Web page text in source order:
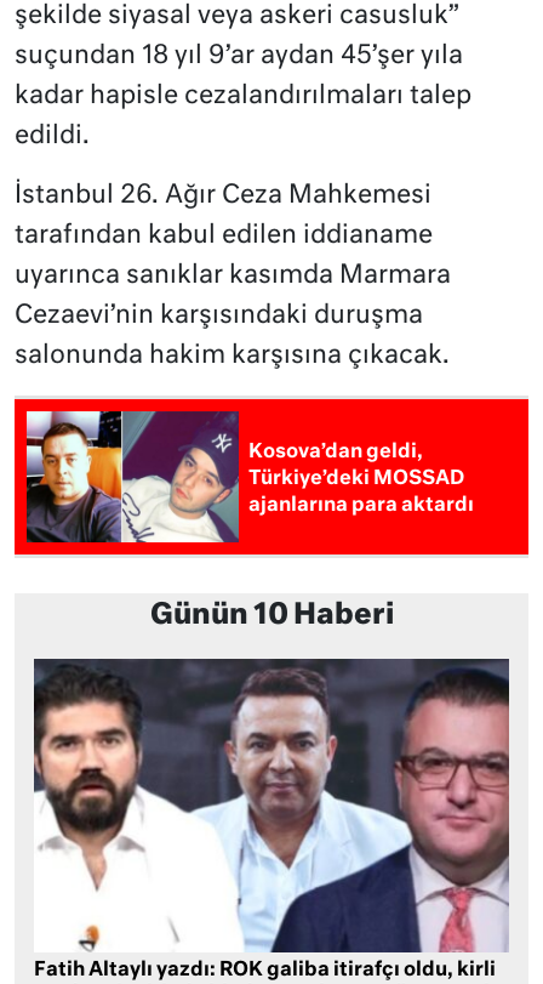
şekilde siyasal veya askeri casusluk”
suçundan 18 yıl 9’ar aydan 45’şer yıla
kadar hapisle cezalandırılmaları talep
edildi.
İstanbul 26. Ağır Ceza Mahkemesi
tarafından kabul edilen iddianame
uyarınca sanıklar kasımda Marmara
Cezaevi’nin karşısındaki duruşma
salonunda hakim karşısına çıkacak.
Kosova’dan geldi,
Türkiye’deki MOSSAD
ajanlarına para aktardı
Günün 10 Haberi
Fatih Altaylı yazdı: ROK galiba itirafçı oldu, kirli